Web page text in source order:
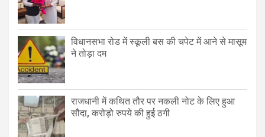
विधानसभा रोड में स्कूली बस की चपेट में आने से मासूम
ने तोड़ा दम
राजधानी में कथित तौर पर नकली नोट के लिए हुआ
सौदा, करोड़ो रुपये की हुई ठगी